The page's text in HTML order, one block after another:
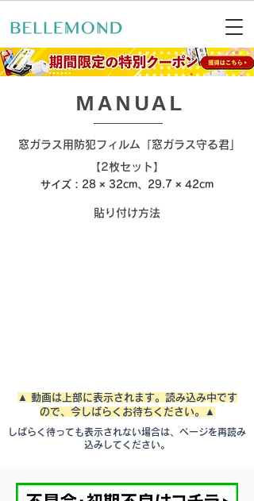
​MANUAL
窓ガラス用防犯フィルム「窓ガラス守る君」
【2枚セット】
サイズ：28 × 32cm、29.7 × 42cm
貼り付け方法
▲ 動画は上部に表示されます。読み込み中です
ので、今しばらくお待ちください。▲
しばらく待っても表示されない場合は、ページを再読み
込みしてください。